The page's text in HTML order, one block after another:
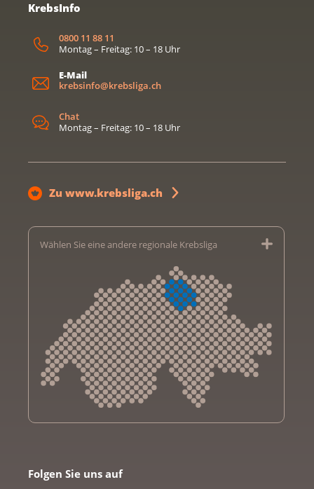
KrebsInfo
0800 11 88 11
Montag – Freitag: 10 – 18 Uhr
E-Mail
krebsinfo@krebsliga.ch
Chat
Montag – Freitag: 10 – 18 Uhr
Zu www.krebsliga.ch
Wählen Sie eine andere regionale Krebsliga
Krebsliga Bern
Folgen Sie uns auf